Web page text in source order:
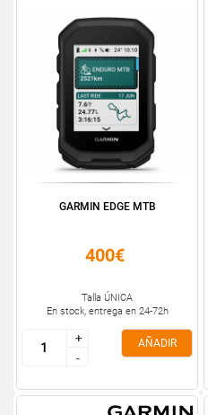
GARMIN EDGE MTB
400€
Talla ÚNICA
En stock, entrega en 24-72h
+
-
+
-
AÑADIR